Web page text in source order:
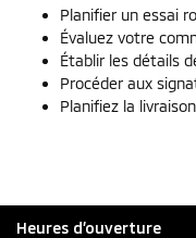
Planifier un essai
Évaluez votre
Établir les détails
Procéder aux
Planifiez la
Heures d’ouverture